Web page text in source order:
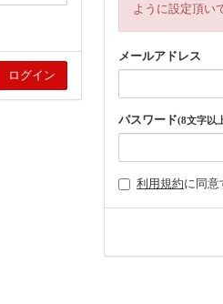
ように設定頂い
メールアドレス
パスワード(8文字以
利用規約に同意